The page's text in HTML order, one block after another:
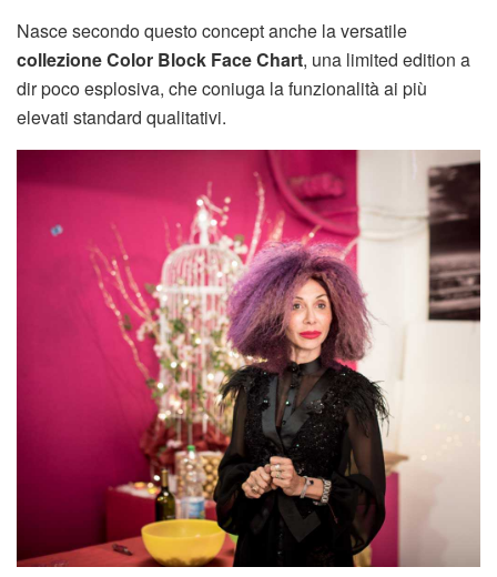
Nasce secondo questo concept anche la versatile
collezioneColor Block Face Chart, una limited edition a
dir poco esplosiva, che coniuga la funzionalità ai più
elevati standard qualitativi.